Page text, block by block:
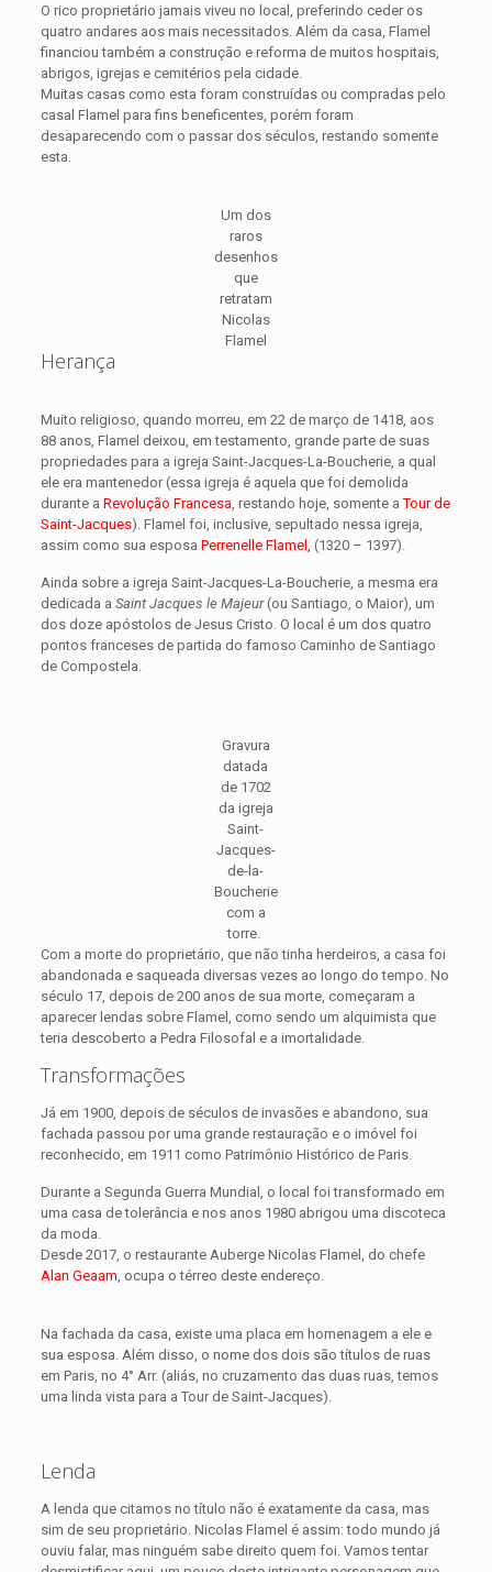
O rico proprietário jamais viveu no local, preferindo ceder os
quatro andares aos mais necessitados. Além da casa, Flamel
financiou também a construção e reforma de muitos hospitais,
abrigos, igrejas e cemitérios pela cidade.
Muitas casas como esta foram construídas ou compradas pelo
casal Flamel para fins beneficentes, porém foram
desaparecendo com o passar dos séculos, restando somente
esta.
Um dos
raros
desenhos
que
retratam
Nicolas
Flamel
Herança
Muito religioso, quando morreu, em 22 de março de 1418, aos
88 anos, Flamel deixou, em testamento, grande parte de suas
propriedades para a igreja Saint-Jacques-La-Boucherie, a qual
ele era mantenedor (essa igreja é aquela que foi demolida
durante a Revolução Francesa, restando hoje, somente aTour de
Saint-Jacques). Flamel foi, inclusive, sepultado nessa igreja,
assim como sua esposa Perrenelle Flamel, (1320 – 1397).
Ainda sobre a igreja Saint-Jacques-La-Boucherie, a mesma era
dedicada a Saint Jacques le Majeur(ou Santiago, o Maior), um
dos doze apóstolos de Jesus Cristo. O local é um dos quatro
pontos franceses de partida do famoso Caminho de Santiago
de Compostela.
Gravura
datada
de 1702
da igreja
Saint-
Jacques-
de-la-
Boucherie
com a
torre.
Com a morte do proprietário, que não tinha herdeiros, a casa foi
abandonada e saqueada diversas vezes ao longo do tempo. No
século 17, depois de 200 anos de sua morte, começaram a
aparecer lendas sobre Flamel, como sendo um alquimista que
teria descoberto a Pedra Filosofal e a imortalidade.
Transformações
Já em 1900, depois de séculos de invasões e abandono, sua
fachada passou por uma grande restauração e o imóvel foi
reconhecido, em 1911 como Patrimônio Histórico de Paris.
Durante a Segunda Guerra Mundial, o local foi transformado em
uma casa de tolerância e nos anos 1980 abrigou uma discoteca
da moda.
Desde 2017, o restaurante Auberge Nicolas Flamel, do chefe
Alan Geaam, ocupa o térreo deste endereço.
Na fachada da casa, existe uma placa em homenagem a ele e
sua esposa. Além disso, o nome dos dois são títulos de ruas
em Paris, no 4° Arr. (aliás, no cruzamento das duas ruas, temos
uma linda vista para a Tour de Saint-Jacques).
Lenda
A lenda que citamos no título não é exatamente da casa, mas
sim de seu proprietário. Nicolas Flamel é assim: todo mundo já
ouviu falar, mas ninguém sabe direito quem foi. Vamos tentar